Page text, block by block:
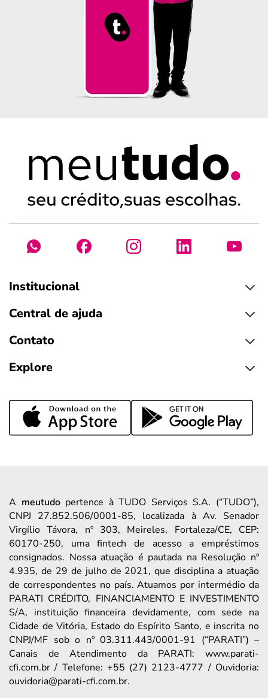
Institucional
Central de ajuda
Contato
Explore
A meutudopertence à TUDO Serviços S.A. (“TUDO”),
CNPJ 27.852.506/0001-85, localizada à Av. Senador
Virgílio Távora, nº 303, Meireles, Fortaleza/CE, CEP:
60170-250, uma fintech de acesso a empréstimos
consignados. Nossa atuação é pautada na Resolução nº
4.935, de 29 de julho de 2021, que disciplina a atuação
de correspondentes no país. Atuamos por intermédio da
PARATI CRÉDITO, FINANCIAMENTO E INVESTIMENTO
S/A, instituição financeira devidamente, com sede na
Cidade de Vitória, Estado do Espírito Santo, e inscrita no
CNPJ/MF sob o nº 03.311.443/0001-91 (“PARATI”) –
Canais de Atendimento da PARATI: www.parati-
cfi.com.br / Telefone: +55 (27) 2123-4777 / Ouvidoria:
ouvidoria@parati-cfi.com.br.